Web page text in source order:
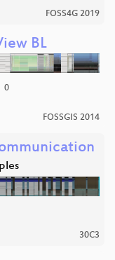
FOSS4G 2019
BL
0
FOSSGIS 2014
30C3